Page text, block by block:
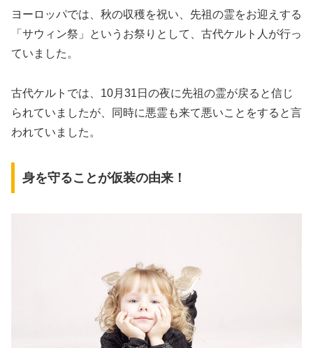
ヨーロッパでは、秋の収穫を祝い、先祖の霊をお迎えする
「サウィン祭」というお祭りとして、古代ケルト人が行っ
ていました。
古代ケルトでは、10月31日の夜に先祖の霊が戻ると信じ
られていましたが、同時に悪霊も来て悪いことをすると言
われていました。
身を守ることが仮装の由来！